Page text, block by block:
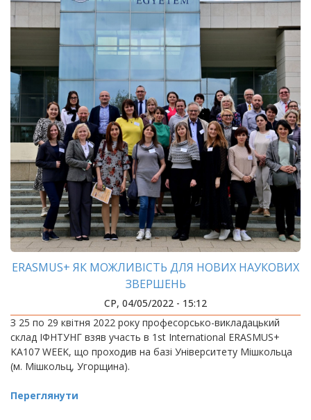
ERASMUS+ ЯК МОЖЛИВІСТЬ ДЛЯ НОВИХ НАУКОВИХ
ЗВЕРШЕНЬ
СР, 04/05/2022 - 15:12
З 25 по 29 квітня 2022 року професорсько-викладацький
склад ІФНТУНГ взяв участь в 1st International ERASMUS+
KA107 WEEK, що проходив на базі Університету Мішкольца
(м. Мішкольц, Угорщина).
Переглянути